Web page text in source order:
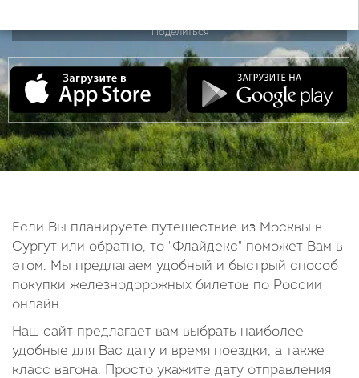
Поделиться
Если Вы планируете путешествие из Москвы в
Сургут или обратно, то "Флайдекс" поможет Вам в
этом. Мы предлагаем удобный и быстрый способ
покупки железнодорожных билетов по России
онлайн.
Наш сайт предлагает вам выбрать наиболее
удобные для Вас дату и время поездки, а также
класс вагона. Просто укажите дату отправления
Сентябрь
Пн Вт Ср Пт Сб
Вс
1
2 3 4 5
6
7
8 9 10 11 12
13
14
15 16 17 18 19
20
Октябрь 2026
5
6 7 8 9 10
11